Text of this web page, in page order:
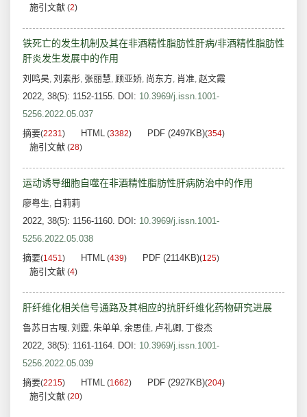
施引文献 (2)
铁死亡的发生机制及其在非酒精性脂肪性肝病/非酒精性脂肪性
肝炎发生发展中的作用
刘鸣昊, 刘素彤, 张丽慧, 顾亚娇, 尚东方, 肖准, 赵文霞
2022, 38(5): 1152-1155. DOI: 10.3969/j.issn.1001-
5256.2022.05.037
摘要(2231) HTML (3382) PDF (2497KB)(354)
施引文献 (28)
运动诱导细胞自噬在非酒精性脂肪性肝病防治中的作用
廖粤生, 白莉莉
2022, 38(5): 1156-1160. DOI: 10.3969/j.issn.1001-
5256.2022.05.038
摘要(1451) HTML (439) PDF (2114KB)(125)
施引文献 (4)
肝纤维化相关信号通路及其相应的抗肝纤维化药物研究进展
鲁苏日古嘎, 刘霆, 朱单单, 余思佳, 卢礼卿, 丁俊杰
2022, 38(5): 1161-1164. DOI: 10.3969/j.issn.1001-
5256.2022.05.039
摘要(2215) HTML (1662) PDF (2927KB)(204)
施引文献 (20)